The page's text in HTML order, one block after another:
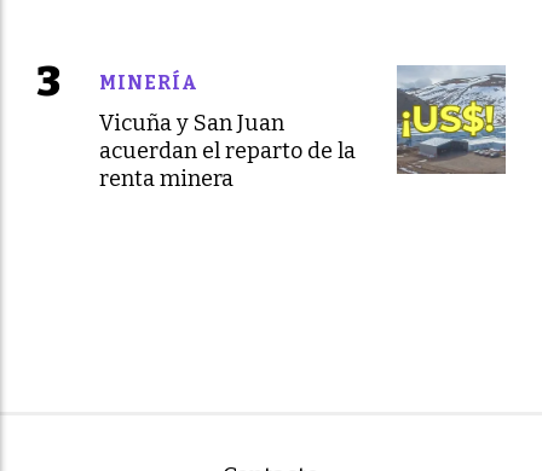
Vicuña y San Juan
acuerdan el reparto de la
renta minera
MINERÍA